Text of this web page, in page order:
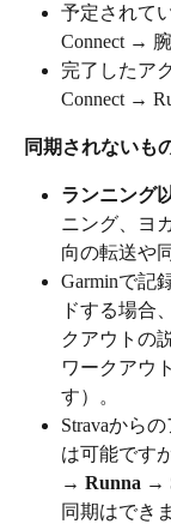
予定されて
Connect →
完了したア
Connect →
同期されないも
ランニング
ニング、ヨ
向の転送や
Garminで記
ドする場合
クアウトの
ワークアウ
す）。
Stravaから
は可能です
→ Runna →
同期はでき